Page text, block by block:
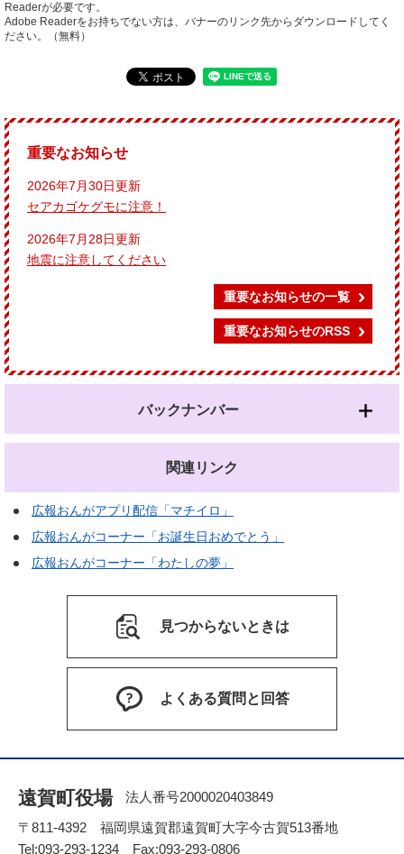
Readerが必要です。
Adobe Readerをお持ちでない方は、バナーのリンク先からダウンロードしてく
ださい。（無料）
重要なお知らせ
2026年7月30日更新
セアカゴケグモに注意！
2026年7月28日更新
地震に注意してください
重要なお知らせの一覧
重要なお知らせのRSS
バックナンバー
関連リンク
広報おんがアプリ配信「マチイロ」
広報おんがコーナー「お誕生日おめでとう」
広報おんがコーナー「わたしの夢」
見つからないときは
よくある質問と回答
遠賀町役場
法人番号2000020403849
〒811-4392 福岡県遠賀郡遠賀町大字今古賀513番地
Tel:093-293-1234 Fax:093-293-0806